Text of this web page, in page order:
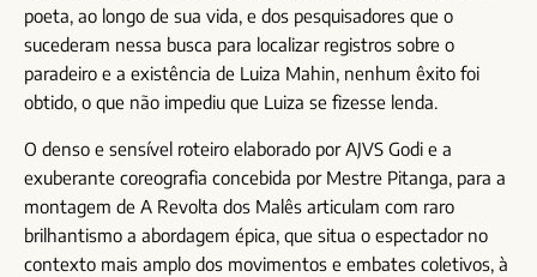
poeta, ao longo de sua vida, e dos pesquisadores que o
sucederam nessa busca para localizar registros sobre o
paradeiro e a existência de Luiza Mahin, nenhum êxito foi
obtido, o que não impediu que Luiza se fizesse lenda.
O denso e sensível roteiro elaborado por AJVS Godi e a
exuberante coreografia concebida por Mestre Pitanga, para a
montagem de A Revolta dos Malês articulam com raro
brilhantismo a abordagem épica, que situa o espectador no
contexto mais amplo dos movimentos e embates coletivos, à